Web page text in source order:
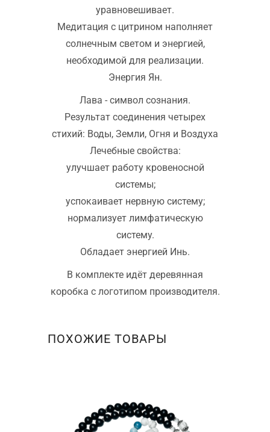
уравновешивает.
Медитация с цитрином наполняет
солнечным светом и энергией,
необходимой для реализации.
Энергия Ян.
Лава - символ сознания.
Результат соединения четырех
стихий: Воды, Земли, Огня и Воздуха
Лечебные свойства:
улучшает работу кровеносной
системы;
успокаивает нервную систему;
нормализует лимфатическую
систему.
Обладает энергией Инь.
В комплекте идёт деревянная
коробка с логотипом производителя.
ПОХОЖИЕ ТОВАРЫ